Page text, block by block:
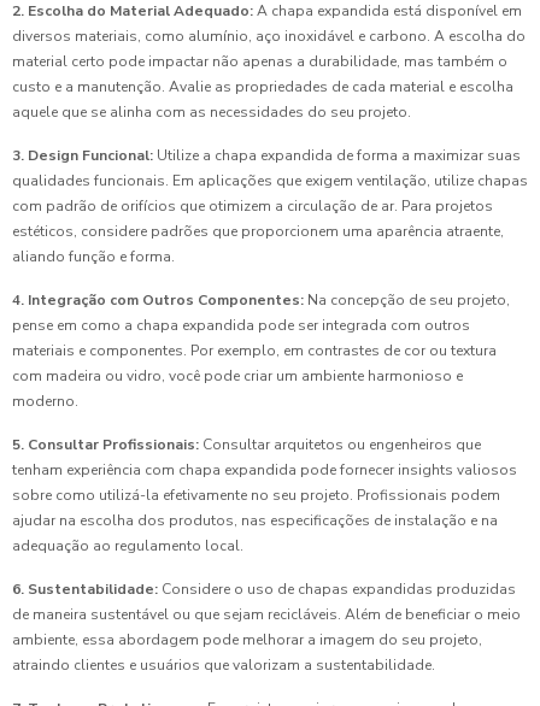
2. Escolha do Material Adequado:A chapa expandida está disponível em
diversos materiais, como alumínio, aço inoxidável e carbono. A escolha do
material certo pode impactar não apenas a durabilidade, mas também o
custo e a manutenção. Avalie as propriedades de cada material e escolha
aquele que se alinha com as necessidades do seu projeto.
3. Design Funcional: Utilize a chapa expandida de forma a maximizar suas
qualidades funcionais. Em aplicações que exigem ventilação, utilize chapas
com padrão de orifícios que otimizem a circulação de ar. Para projetos
estéticos, considere padrões que proporcionem uma aparência atraente,
aliando função e forma.
4. Integração com Outros Componentes: Na concepção de seu projeto,
pense em como a chapa expandida pode ser integrada com outros
materiais e componentes. Por exemplo, em contrastes de cor ou textura
com madeira ou vidro, você pode criar um ambiente harmonioso e
moderno.
5. Consultar Profissionais: Consultar arquitetos ou engenheiros que
tenham experiência com chapa expandida pode fornecer insights valiosos
sobre como utilizá-la efetivamente no seu projeto. Profissionais podem
ajudar na escolha dos produtos, nas especificações de instalação e na
adequação ao regulamento local.
6. Sustentabilidade: Considere o uso de chapas expandidas produzidas
de maneira sustentável ou que sejam recicláveis. Além de beneficiar o meio
ambiente, essa abordagem pode melhorar a imagem do seu projeto,
atraindo clientes e usuários que valorizam a sustentabilidade.